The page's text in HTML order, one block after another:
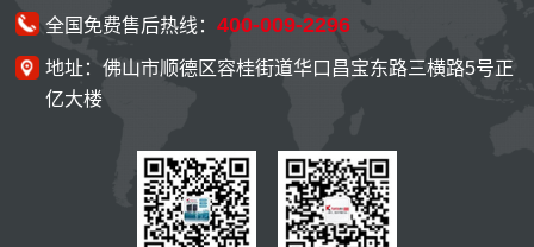
全国免费售后热线：400-009-2296
地址：佛山市顺德区容桂街道华口昌宝东路三横路5号正
亿大楼